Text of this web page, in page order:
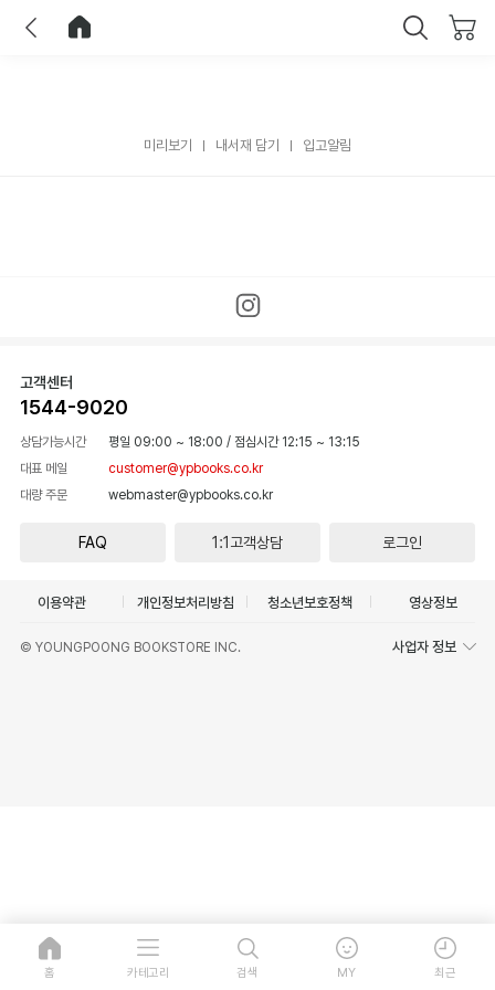
미리보기 내서재 담기 입고알림
고객센터
1544-9020
상담가능시간 평일 09:00 ~ 18:00 / 점심시간 12:15 ~ 13:15
대표 메일
customer@ypbooks.co.kr
대량 주문
webmaster@ypbooks.co.kr
FAQ 1:1고객상담 로그인
이용약관 개인정보처리방침 청소년보호정책 영상정보
© YOUNGPOONG BOOKSTORE INC. 사업자 정보
홈 카테고리 검색 MY 최근